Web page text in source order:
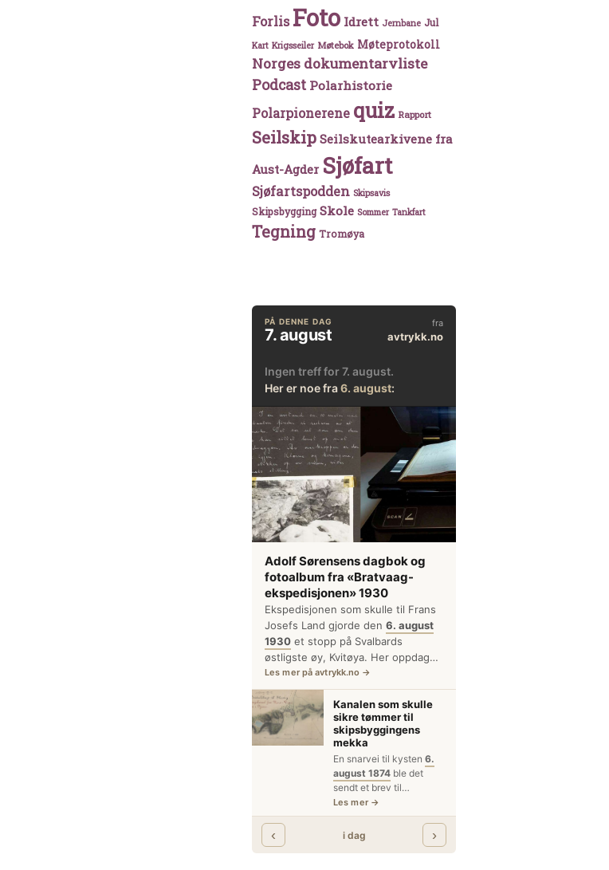
Forlis Foto Idrett Jernbane Jul
Kart Krigsseiler Møtebok Møteprotokoll
Norges dokumentarvliste
Podcast Polarhistorie
Polarpionerene quiz Rapport
Seilskip Seilskutearkivene fra
Aust-Agder Sjøfart
Sjøfartspodden Skipsavis
Skipsbygging Skole Sommer Tankfart
Tegning Tromøya